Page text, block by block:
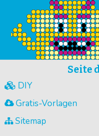
Seite
DIY
Gratis-Vorlagen
Sitemap